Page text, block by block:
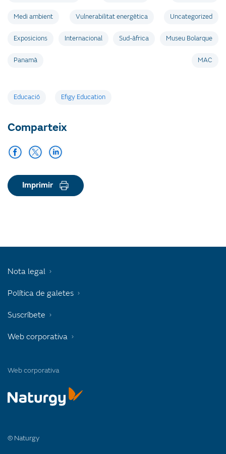
Medi ambient Vulnerabilitat energètica Uncategorized
Exposicions Internacional Sud-àfrica Museu Bolarque
Panamà MAC
Etiquetes
Educació Efigy Education
Comparteix
Imprimir
Web corporativa
© Naturgy
Nota legal
Política de galetes
Suscríbete
Web corporativa